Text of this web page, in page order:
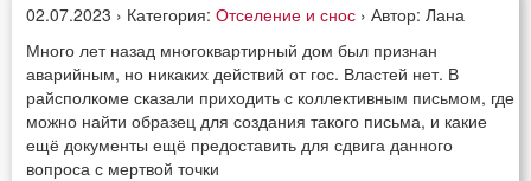
02.07.2023 › Категория:Отселение и снос › Автор: Лана
Много лет назад многоквартирный дом был признан
аварийным, но никаких действий от гос. Властей нет. В
райсполкоме сказали приходить с коллективным письмом, где
можно найти образец для создания такого письма, и какие
ещё документы ещё предоставить для сдвига данного
вопроса с мертвой точки